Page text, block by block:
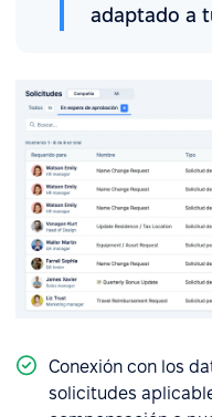
adaptado a
Conexión con los
solicitudes